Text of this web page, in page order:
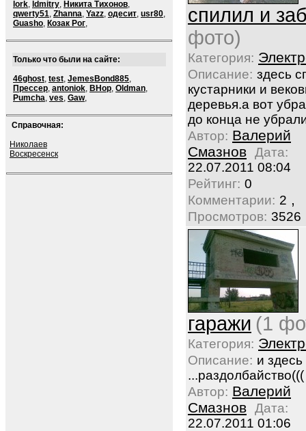
lork, ldmitry, Никита Тихонов,
qwerty51, Zhanna, Yazz, одесит, usr80,
Guasho, Козак Рог,
Только что были на сайте:
46ghost, test, JemesBond885,
Прессер, antoniok, BHop, Oldman,
Pumcha, ves, Gaw,
Справочная:
Николаев
Воскресенск
спилил и
фото)
Категория:
Описание: здесь
кустарники и
деревья.а вот
до конца не
Автор: Валерий
Смазнов Дата:
22.07.2011 08:04
Рейтинг: 0
Комментарии: 2 ,
Просмотров: 3526
гаражи (1
Категория:
Описание: и здесь
...раздолбайство(((
Автор: Валерий
Смазнов Дата:
22.07.2011 01:06